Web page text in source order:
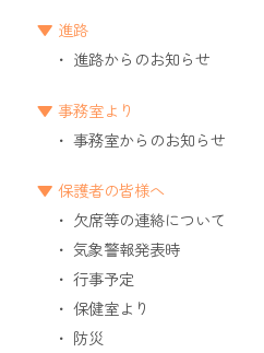
進路
進路からのお知らせ
事務室より
事務室からのお知らせ
保護者の皆様へ
欠席等の連絡について
気象警報発表時
行事予定
保健室より
防災